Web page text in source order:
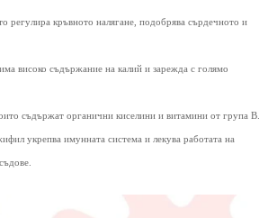
регулира кръвното налягане, подобрява сърдечното и
високо съдържание на калий и зарежда с голямо
съдържат органични киселини и витамини от група В.
укрепва имунната система и лекува работата на